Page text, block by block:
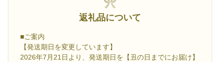
返礼品について
■ご案内
【発送期日を変更しています】
2026年7月21日より、発送期日を【丑の日までにお届け】